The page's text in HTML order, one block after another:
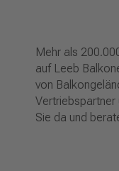
Mehr als
auf Leeb
von
Vertriebspartner
Sie da und